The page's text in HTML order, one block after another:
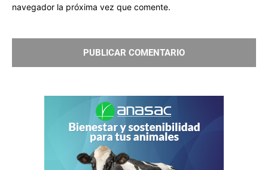
navegador la próxima vez que comente.